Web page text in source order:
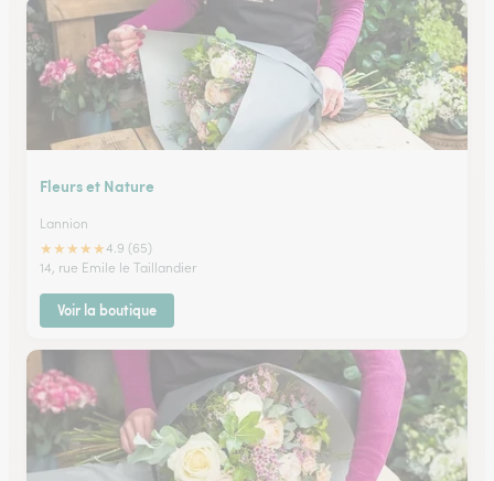
Fleurs et Nature
Lannion
★★★★★4.9 (65)
14, rue Emile le Taillandier
Voir la boutique